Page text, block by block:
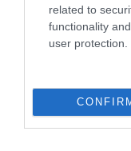
related to
functionality
user protection.